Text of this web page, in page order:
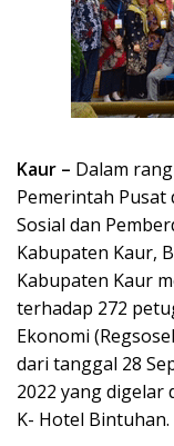
Kaur – Dalam
Pemerintah Pusat
Sosial dan
Kabupaten Kaur,
Kabupaten Kaur
terhadap 272
Ekonomi
dari tanggal 28
2022 yang digelar
K- Hotel Bintuhan.